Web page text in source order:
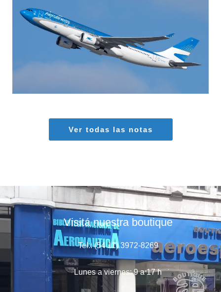
MARIA SONZINI
Ver todas las notas
Visitá nuestra boutique
Tel.: (54 11) 3972-8269
Lunes a viernes: 9 a 17 h